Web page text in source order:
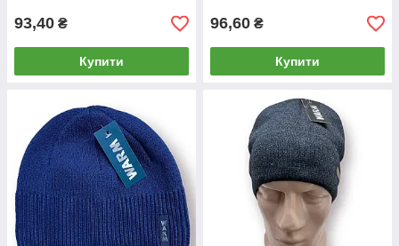
93,40 ₴
Купити
96,60 ₴
Купити